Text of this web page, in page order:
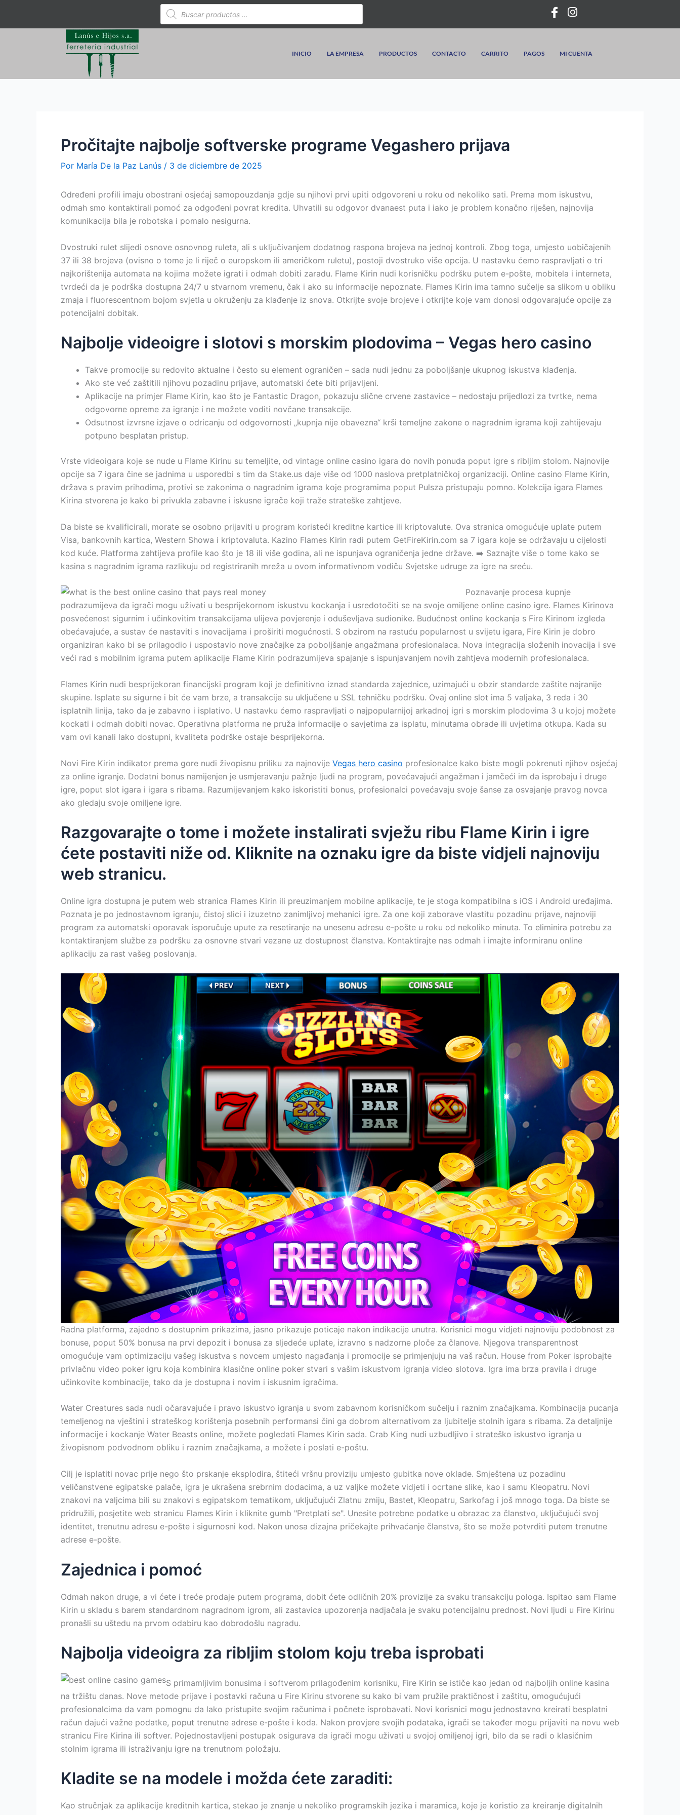
Búsqueda
de
productos
INICIO LA EMPRESA PRODUCTOS CONTACTO CARRITO PAGOS MI CUENTA
Pročitajte najbolje softverske programe Vegashero prijava
Por María De la Paz Lanús / 3 de diciembre de 2025
Određeni profili imaju obostrani osjećaj samopouzdanja gdje su njihovi prvi upiti odgovoreni u roku od nekoliko sati. Prema mom iskustvu,
odmah smo kontaktirali pomoć za odgođeni povrat kredita. Uhvatili su odgovor dvanaest puta i iako je problem konačno riješen, najnovija
komunikacija bila je robotska i pomalo nesigurna.
Dvostruki rulet slijedi osnove osnovnog ruleta, ali s uključivanjem dodatnog raspona brojeva na jednoj kontroli. Zbog toga, umjesto uobičajenih
37 ili 38 brojeva (ovisno o tome je li riječ o europskom ili američkom ruletu), postoji dvostruko više opcija. U nastavku ćemo raspravljati o tri
najkorištenija automata na kojima možete igrati i odmah dobiti zaradu. Flame Kirin nudi korisničku podršku putem e-pošte, mobitela i interneta,
tvrdeći da je podrška dostupna 24/7 u stvarnom vremenu, čak i ako su informacije nepoznate. Flames Kirin ima tamno sučelje sa slikom u obliku
zmaja i fluorescentnom bojom svjetla u okruženju za klađenje iz snova. Otkrijte svoje brojeve i otkrijte koje vam donosi odgovarajuće opcije za
potencijalni dobitak.
Najbolje videoigre i slotovi s morskim plodovima – Vegas hero casino
Takve promocije su redovito aktualne i često su element ograničen – sada nudi jednu za poboljšanje ukupnog iskustva klađenja.
Ako ste već zaštitili njihovu pozadinu prijave, automatski ćete biti prijavljeni.
Aplikacije na primjer Flame Kirin, kao što je Fantastic Dragon, pokazuju slične crvene zastavice – nedostaju prijedlozi za tvrtke, nema
odgovorne opreme za igranje i ne možete voditi novčane transakcije.
Odsutnost izvrsne izjave o odricanju od odgovornosti „kupnja nije obavezna“ krši temeljne zakone o nagradnim igrama koji zahtijevaju
potpuno besplatan pristup.
Vrste videoigara koje se nude u Flame Kirinu su temeljite, od vintage online casino igara do novih ponuda poput igre s ribljim stolom. Najnovije
opcije sa 7 igara čine se jadnima u usporedbi s tim da Stake.us daje više od 1000 naslova pretplatničkoj organizaciji. Online casino Flame Kirin,
država s pravim prihodima, protivi se zakonima o nagradnim igrama koje programima poput Pulsza pristupaju pomno. Kolekcija igara Flames
Kirina stvorena je kako bi privukla zabavne i iskusne igrače koji traže strateške zahtjeve.
Da biste se kvalificirali, morate se osobno prijaviti u program koristeći kreditne kartice ili kriptovalute. Ova stranica omogućuje uplate putem
Visa, bankovnih kartica, Western Showa i kriptovaluta. Kazino Flames Kirin radi putem GetFireKirin.com sa 7 igara koje se održavaju u cijelosti
kod kuće. Platforma zahtijeva profile kao što je 18 ili više godina, ali ne ispunjava ograničenja jedne države. ➡️ Saznajte više o tome kako se
kasina s nagradnim igrama razlikuju od registriranih mreža u ovom informativnom vodiču Svjetske udruge za igre na sreću.
Poznavanje procesa kupnje
podrazumijeva da igrači mogu uživati ​​u besprijekornom iskustvu kockanja i usredotočiti se na svoje omiljene online casino igre. Flames Kirinova
posvećenost sigurnim i učinkovitim transakcijama ulijeva povjerenje i oduševljava sudionike. Budućnost online kockanja s Fire Kirinom izgleda
obećavajuće, a sustav će nastaviti s inovacijama i proširiti mogućnosti. S obzirom na rastuću popularnost u svijetu igara, Fire Kirin je dobro
organiziran kako bi se prilagodio i uspostavio nove značajke za poboljšanje angažmana profesionalaca. Nova integracija složenih inovacija i sve
veći rad s mobilnim igrama putem aplikacije Flame Kirin podrazumijeva spajanje s ispunjavanjem novih zahtjeva modernih profesionalaca.
Flames Kirin nudi besprijekoran financijski program koji je definitivno iznad standarda zajednice, uzimajući u obzir standarde zaštite najranije
skupine. Isplate su sigurne i bit će vam brze, a transakcije su uključene u SSL tehničku podršku. Ovaj online slot ima 5 valjaka, 3 reda i 30
isplatnih linija, tako da je zabavno i isplativo. U nastavku ćemo raspravljati o najpopularnijoj arkadnoj igri s morskim plodovima 3 u kojoj možete
kockati i odmah dobiti novac. Operativna platforma ne pruža informacije o savjetima za isplatu, minutama obrade ili uvjetima otkupa. Kada su
vam ovi kanali lako dostupni, kvaliteta podrške ostaje besprijekorna.
Novi Fire Kirin indikator prema gore nudi živopisnu priliku za najnovije Vegas hero casino profesionalce kako biste mogli pokrenuti njihov osjećaj
za online igranje. Dodatni bonus namijenjen je usmjeravanju pažnje ljudi na program, povećavajući angažman i jamčeći im da isprobaju i druge
igre, poput slot igara i igara s ribama. Razumijevanjem kako iskoristiti bonus, profesionalci povećavaju svoje šanse za osvajanje pravog novca
ako gledaju svoje omiljene igre.
Razgovarajte o tome i možete instalirati svježu ribu Flame Kirin i igre
ćete postaviti niže od. Kliknite na oznaku igre da biste vidjeli najnoviju
web stranicu.
Online igra dostupna je putem web stranica Flames Kirin ili preuzimanjem mobilne aplikacije, te je stoga kompatibilna s iOS i Android uređajima.
Poznata je po jednostavnom igranju, čistoj slici i izuzetno zanimljivoj mehanici igre. Za one koji zaborave vlastitu pozadinu prijave, najnoviji
program za automatski oporavak isporučuje upute za resetiranje na unesenu adresu e-pošte u roku od nekoliko minuta. To eliminira potrebu za
kontaktiranjem službe za podršku za osnovne stvari vezane uz dostupnost članstva. Kontaktirajte nas odmah i imajte informiranu online
aplikaciju za rast vašeg poslovanja.
Radna platforma, zajedno s dostupnim prikazima, jasno prikazuje poticaje nakon indikacije unutra. Korisnici mogu vidjeti najnoviju podobnost za
bonuse, poput 50% bonusa na prvi depozit i bonusa za sljedeće uplate, izravno s nadzorne ploče za članove. Njegova transparentnost
omogućuje vam optimizaciju vašeg iskustva s novcem umjesto nagađanja i promocije se primjenjuju na vaš račun. House from Poker isprobajte
privlačnu video poker igru ​​koja kombinira klasične online poker stvari s vašim iskustvom igranja video slotova. Igra ima brza pravila i druge
učinkovite kombinacije, tako da je dostupna i novim i iskusnim igračima.
Water Creatures sada nudi očaravajuće i pravo iskustvo igranja u svom zabavnom korisničkom sučelju i raznim značajkama. Kombinacija pucanja
temeljenog na vještini i strateškog korištenja posebnih performansi čini ga dobrom alternativom za ljubitelje stolnih igara s ribama. Za detaljnije
informacije i kockanje Water Beasts online, možete pogledati Flames Kirin sada. Crab King nudi uzbudljivo i strateško iskustvo igranja u
živopisnom podvodnom obliku i raznim značajkama, a možete i poslati e-poštu.
Cilj je isplatiti novac prije nego što prskanje eksplodira, štiteći vršnu proviziju umjesto gubitka nove oklade. Smještena uz pozadinu
veličanstvene egipatske palače, igra je ukrašena srebrnim dodacima, a uz valjke možete vidjeti i ocrtane slike, kao i samu Kleopatru. Novi
znakovi na valjcima bili su znakovi s egipatskom tematikom, uključujući Zlatnu zmiju, Bastet, Kleopatru, Sarkofag i još mnogo toga. Da biste se
pridružili, posjetite web stranicu Flames Kirin i kliknite gumb "Pretplati se". Unesite potrebne podatke u obrazac za članstvo, uključujući svoj
identitet, trenutnu adresu e-pošte i sigurnosni kod. Nakon unosa dizajna pričekajte prihvaćanje članstva, što se može potvrditi putem trenutne
adrese e-pošte.
Zajednica i pomoć
Odmah nakon druge, a vi ćete i treće prodaje putem programa, dobit ćete odličnih 20% provizije za svaku transakciju pologa. Ispitao sam Flame
Kirin u skladu s barem standardnom nagradnom igrom, ali zastavica upozorenja nadjačala je svaku potencijalnu prednost. Novi ljudi u Fire Kirinu
pronašli su uštedu na prvom odabiru kao dobrodošlu nagradu.
Najbolja videoigra za ribljim stolom koju treba isprobati
S primamljivim bonusima i softverom prilagođenim korisniku, Fire Kirin se ističe kao jedan od najboljih online kasina
na tržištu danas. Nove metode prijave i postavki računa u Fire Kirinu stvorene su kako bi vam pružile praktičnost i zaštitu, omogućujući
profesionalcima da vam pomognu da lako pristupite svojim računima i počnete isprobavati. Novi korisnici mogu jednostavno kreirati besplatni
račun dajući važne podatke, poput trenutne adrese e-pošte i koda. Nakon provjere svojih podataka, igrači se također mogu prijaviti na novu web
stranicu Fire Kirina ili softver. Pojednostavljeni postupak osigurava da igrači mogu uživati ​​u svojoj omiljenoj igri, bilo da se radi o klasičnim
stolnim igrama ili istraživanju igre na trenutnom položaju.
Kladite se na modele i možda ćete zaraditi:
Kao stručnjak za aplikacije kreditnih kartica, stekao je znanje u nekoliko programskih jezika i maramica, koje je koristio za kreiranje digitalnih